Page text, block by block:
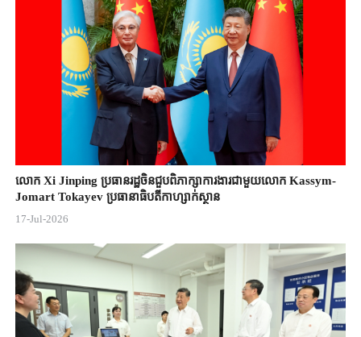
លោក Xi Jinping ប្រធានរដ្ឋចិន​ជួបពិភាក្សា​ការងារជាមួយ​លោក Kassym-
Jomart ​Tokayev ​ប្រធានាធិបតី​កាហ្សាក់ស្ថាន​
17-Jul-2026